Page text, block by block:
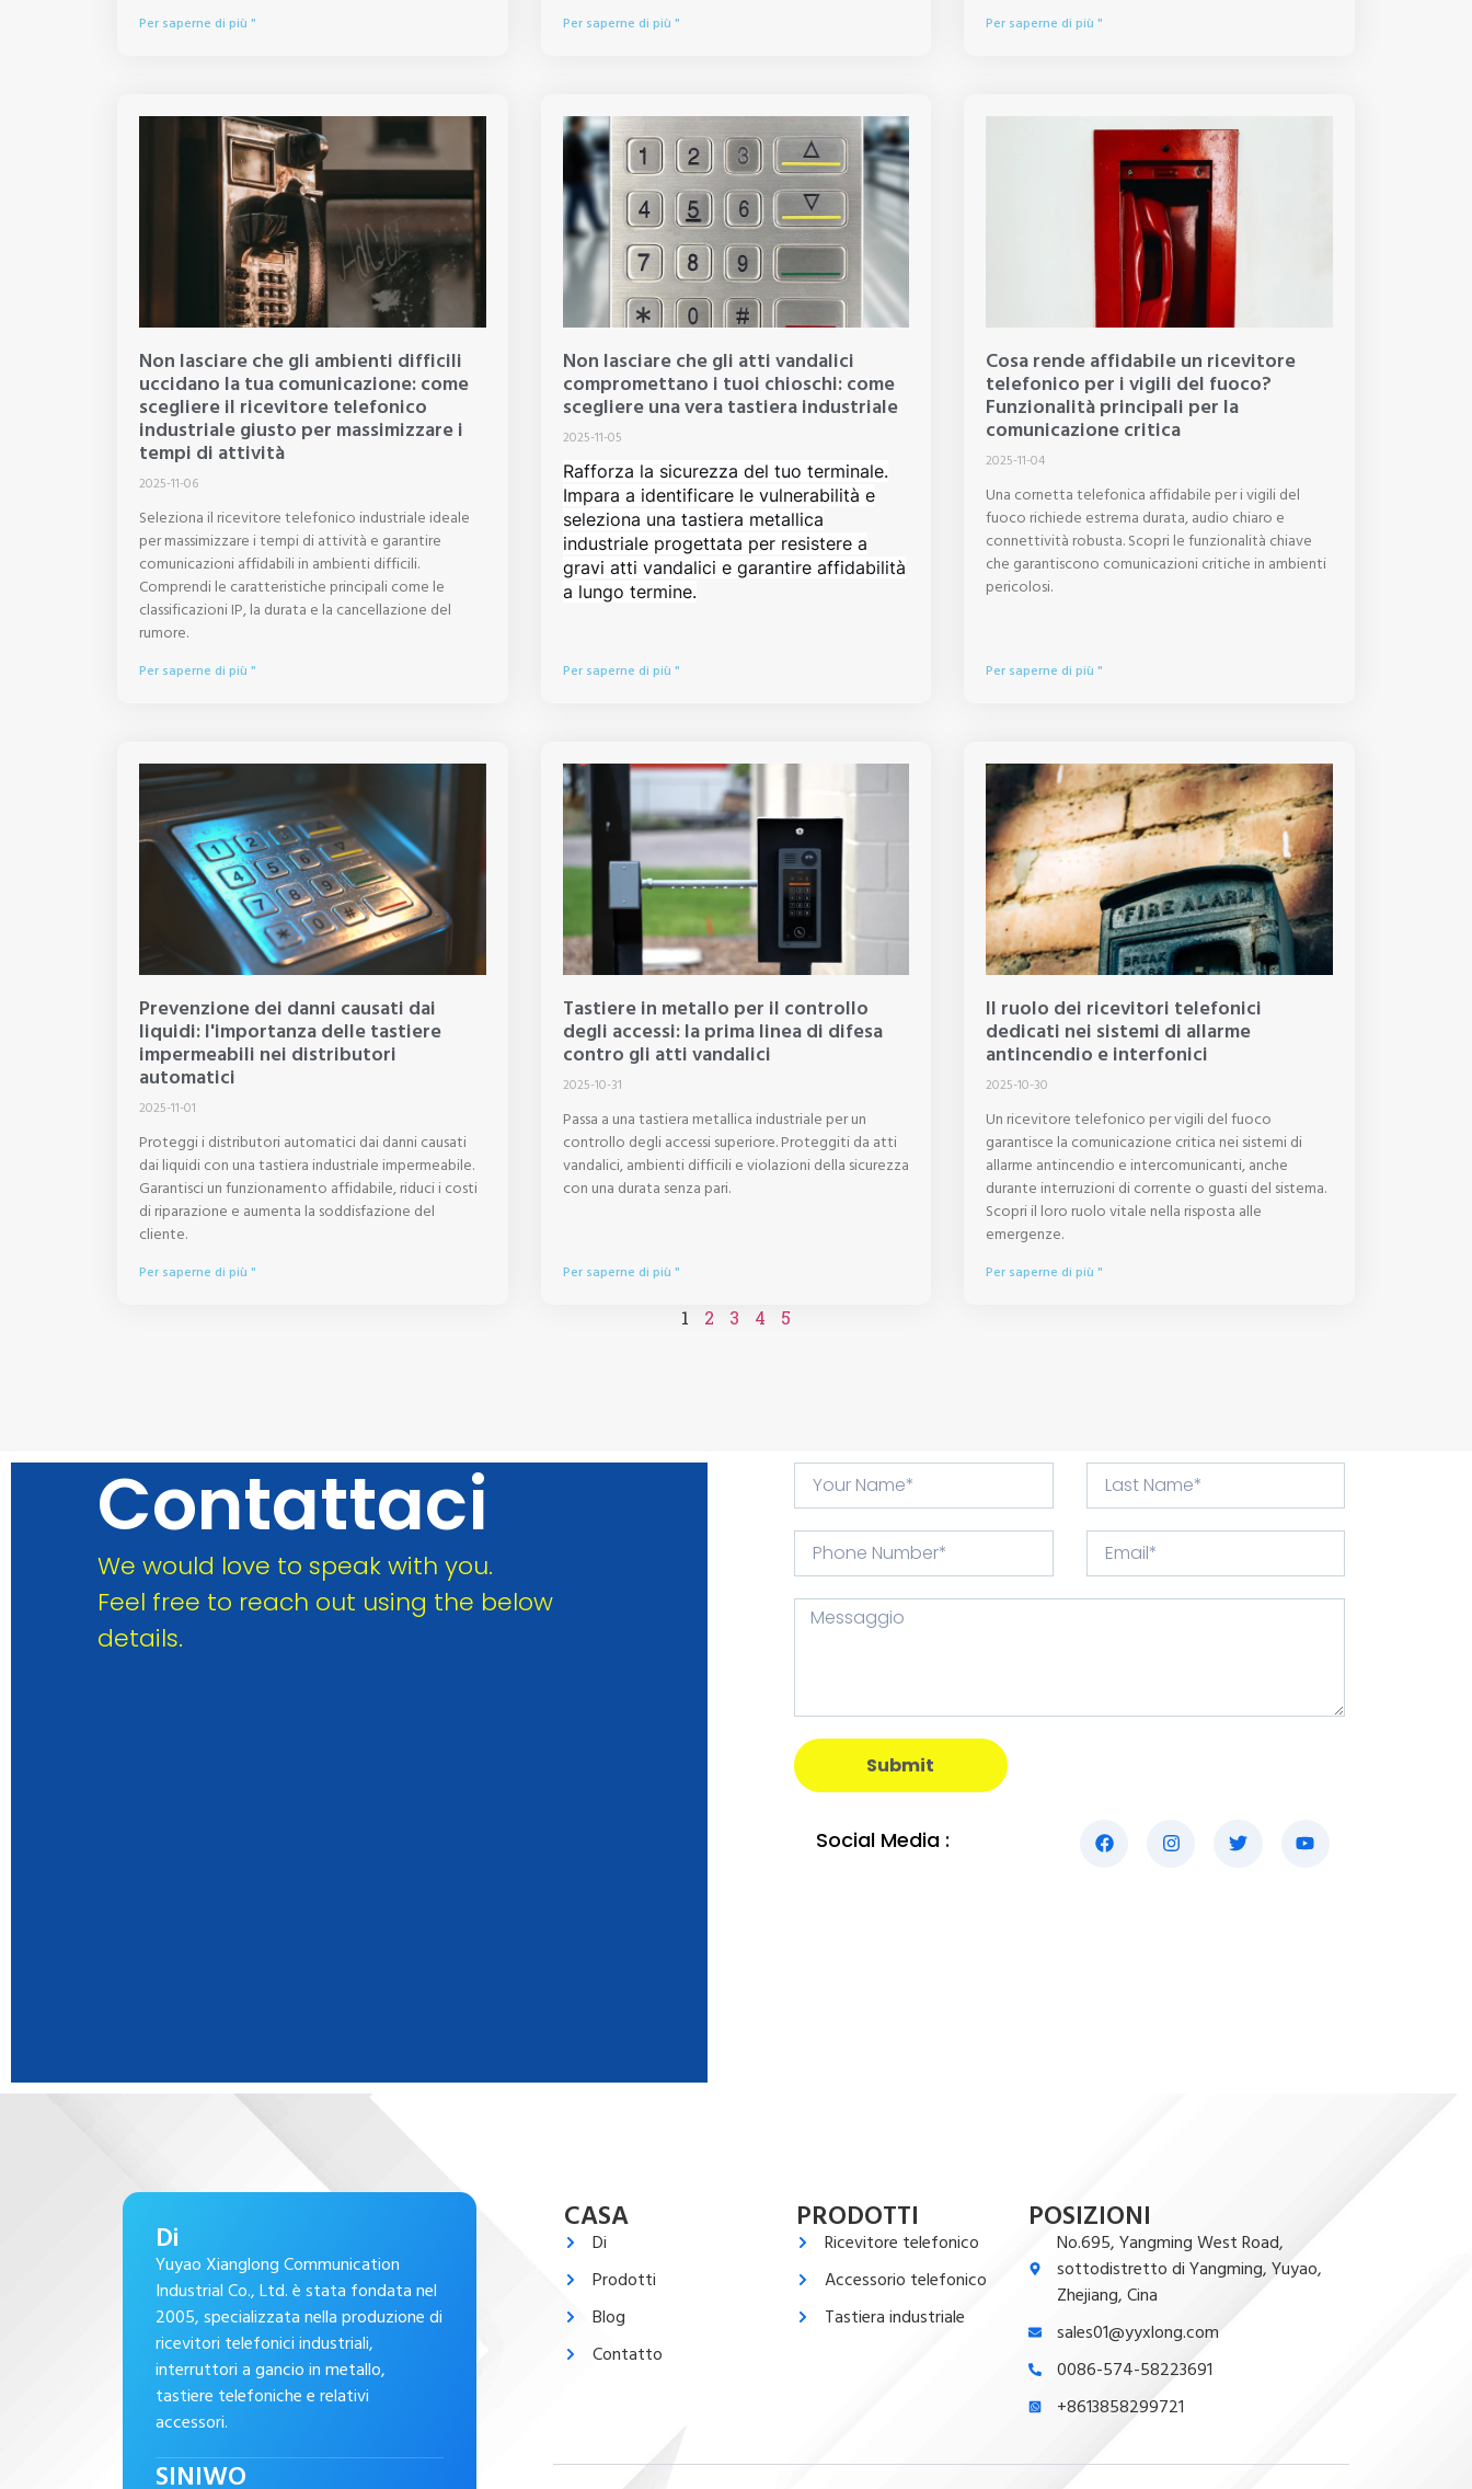
Per saperne di più " Per saperne di più " Per saperne di più "
Non lasciare che gli ambienti difficili
uccidano la tua comunicazione: come
scegliere il ricevitore telefonico
industriale giusto per massimizzare i
tempi di attività
2025-11-06
Seleziona il ricevitore telefonico industriale ideale
per massimizzare i tempi di attività e garantire
comunicazioni affidabili in ambienti difficili.
Comprendi le caratteristiche principali come le
classificazioni IP, la durata e la cancellazione del
rumore.
Per saperne di più "
Non lasciare che gli atti vandalici
compromettano i tuoi chioschi: come
scegliere una vera tastiera industriale
2025-11-05
Rafforza la sicurezza del tuo terminale.
Impara a identificare le vulnerabilità e
seleziona una tastiera metallica
industriale progettata per resistere a
gravi atti vandalici e garantire affidabilità
a lungo termine.
Per saperne di più "
Cosa rende affidabile un ricevitore
telefonico per i vigili del fuoco?
Funzionalità principali per la
comunicazione critica
2025-11-04
Una cornetta telefonica affidabile per i vigili del
fuoco richiede estrema durata, audio chiaro e
connettività robusta. Scopri le funzionalità chiave
che garantiscono comunicazioni critiche in ambienti
pericolosi.
Per saperne di più "
Prevenzione dei danni causati dai
liquidi: l'importanza delle tastiere
impermeabili nei distributori
automatici
2025-11-01
Proteggi i distributori automatici dai danni causati
dai liquidi con una tastiera industriale impermeabile.
Garantisci un funzionamento affidabile, riduci i costi
di riparazione e aumenta la soddisfazione del
cliente.
Per saperne di più "
Tastiere in metallo per il controllo
degli accessi: la prima linea di difesa
contro gli atti vandalici
2025-10-31
Passa a una tastiera metallica industriale per un
controllo degli accessi superiore. Proteggiti da atti
vandalici, ambienti difficili e violazioni della sicurezza
con una durata senza pari.
Per saperne di più "
Il ruolo dei ricevitori telefonici
dedicati nei sistemi di allarme
antincendio e interfonici
2025-10-30
Un ricevitore telefonico per vigili del fuoco
garantisce la comunicazione critica nei sistemi di
allarme antincendio e intercomunicanti, anche
durante interruzioni di corrente o guasti del sistema.
Scopri il loro ruolo vitale nella risposta alle
emergenze.
Per saperne di più "
1 2 3 4 5
Contattaci
We would love to speak with you.
Feel free to reach out using the below
details.
Submit
Social Media :
Di
Yuyao Xianglong Communication
Industrial Co., Ltd. è stata fondata nel
2005, specializzata nella produzione di
ricevitori telefonici industriali,
interruttori a gancio in metallo,
tastiere telefoniche e relativi
accessori.
SINIWO
CASA
Di
Prodotti
Blog
Contatto
PRODOTTI
Ricevitore telefonico
Accessorio telefonico
Tastiera industriale
POSIZIONI
No.695, Yangming West Road,
sottodistretto di Yangming, Yuyao,
Zhejiang, Cina
sales01@yyxlong.com
0086-574-58223691
+8613858299721